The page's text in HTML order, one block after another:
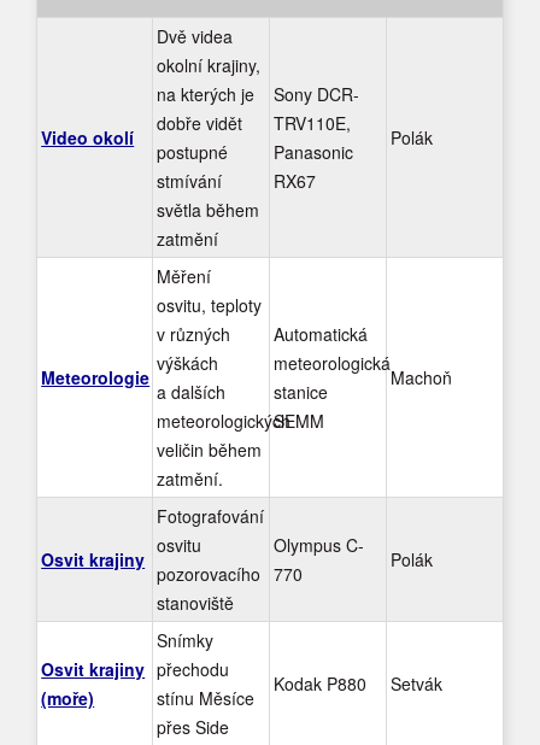
Video okolí
Dvě videa
okolní krajiny,
na kterých je
dobře vidět
postupné
stmívání
světla během
zatmění
Sony DCR-
TRV110E,
Panasonic
RX67
Polák
Meteorologie
Měření
osvitu, teploty
v různých
výškách
a dalších
meteorologických
veličin během
zatmění.
Automatická
meteorologická
stanice
SEMM
Machoň
Osvit krajiny
Fotografování
osvitu
pozorovacího
stanoviště
Olympus C-
770
Polák
Osvit krajiny
(moře)
Snímky
přechodu
stínu Měsíce
přes Side
Kodak P880 Setvák